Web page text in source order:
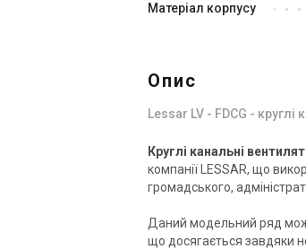
Матеріал корпусу
Опис
Lessar LV - FDCG - круглі
Круглі канальні
компанії LESSAR, що
громадського,
Даний модельний ряд
що досягається завдяки